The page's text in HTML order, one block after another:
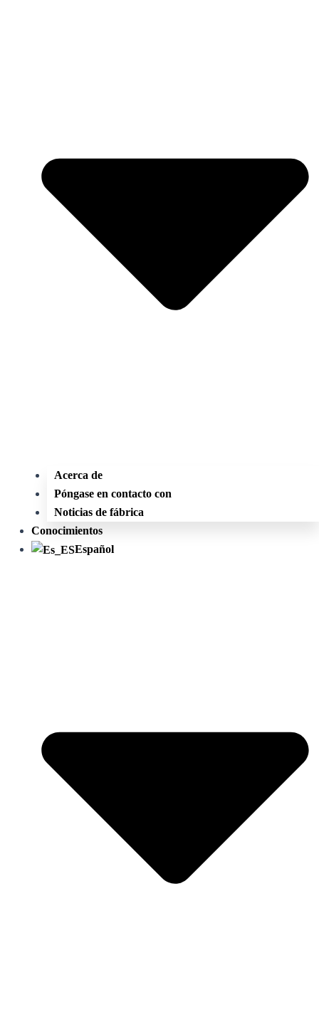
Acerca de
Póngase en contacto con
Noticias de fábrica
Conocimientos
Español